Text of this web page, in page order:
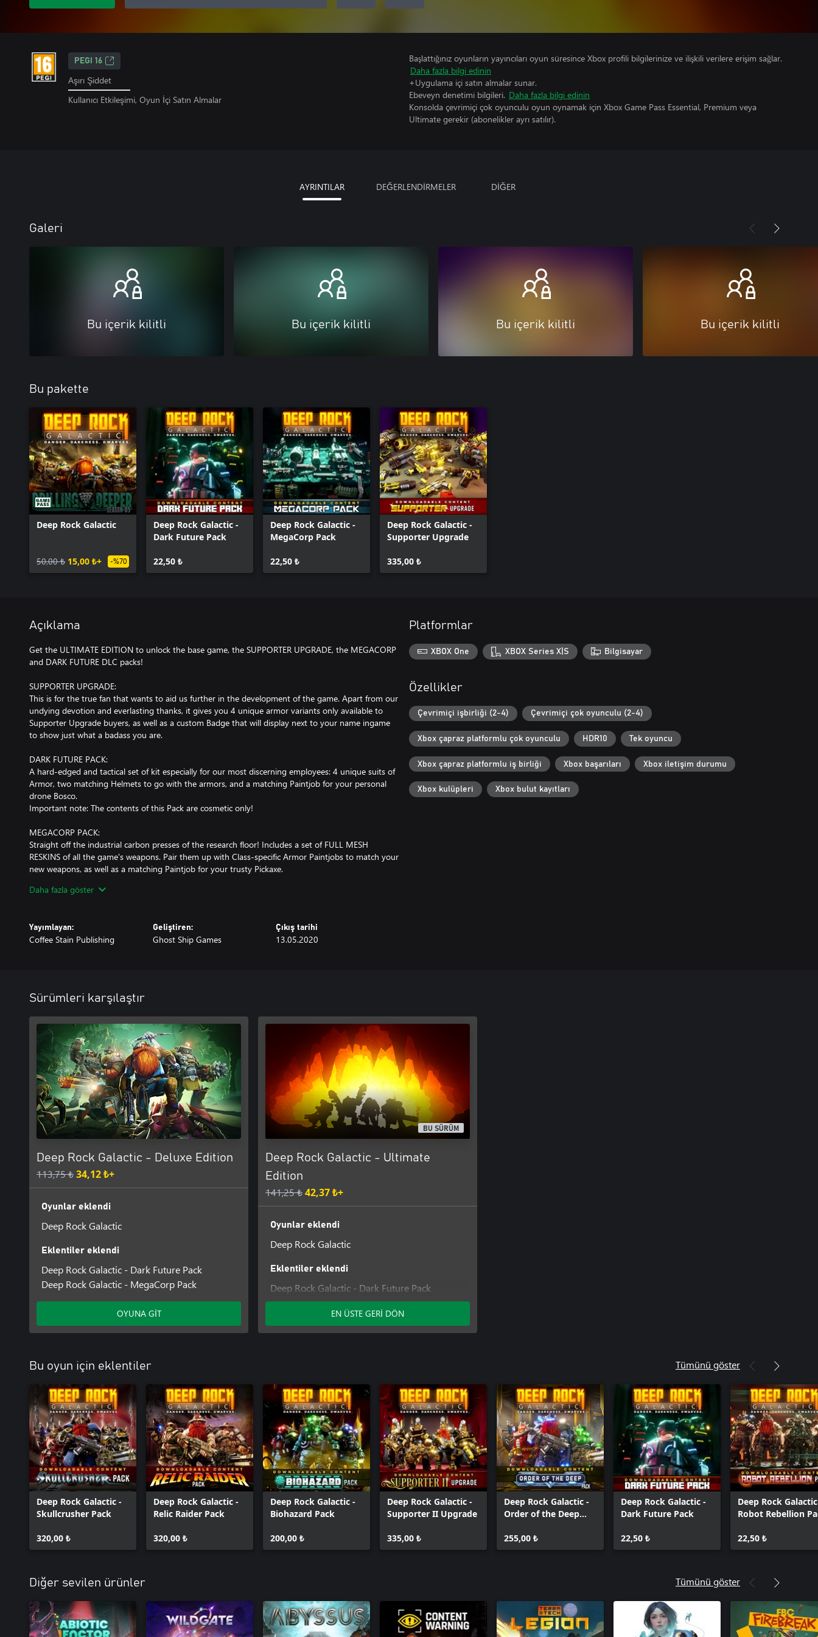
PEGI 16
Aşırı Şiddet
Kullanıcı Etkileşimi, Oyun İçi Satın Almalar
Başlattığınız oyunların yayıncıları oyun süresince Xbox profili bilgilerinize ve ilişkili verilere erişim sağlar.
Daha fazla bilgi edinin
+Uygulama içi satın almalar sunar.
Ebeveyn denetimi bilgileri. Daha fazla bilgi edinin
Konsolda çevrimiçi çok oyunculu oyun oynamak için Xbox Game Pass Essential, Premium veya
Ultimate gerekir (abonelikler ayrı satılır).
AYRINTILAR DEĞERLENDİRMELER DİĞER
Galeri
Bu içerik kilitli Bu içerik kilitli Bu içerik kilitli Bu içerik kilitli
Bu pakette
Deep Rock Galactic
50,00 ₺ 15,00 ₺+ -%70
Deep Rock Galactic -
Dark Future Pack
22,50 ₺
Deep Rock Galactic -
MegaCorp Pack
22,50 ₺
Deep Rock Galactic -
Supporter Upgrade
335,00 ₺
Açıklama
Get the ULTIMATE EDITION to unlock the base game, the SUPPORTER UPGRADE, the MEGACORP
and DARK FUTURE DLC packs!
SUPPORTER UPGRADE:
This is for the true fan that wants to aid us further in the development of the game. Apart from our
undying devotion and everlasting thanks, it gives you 4 unique armor variants only available to
Supporter Upgrade buyers, as well as a custom Badge that will display next to your name ingame
to show just what a badass you are.
DARK FUTURE PACK:
A hard-edged and tactical set of kit especially for our most discerning employees: 4 unique suits of
Armor, two matching Helmets to go with the armors, and a matching Paintjob for your personal
drone Bosco.
Important note: The contents of this Pack are cosmetic only!
MEGACORP PACK:
Straight off the industrial carbon presses of the research floor! Includes a set of FULL MESH
RESKINS of all the game's weapons. Pair them up with Class-specific Armor Paintjobs to match your
new weapons, as well as a matching Paintjob for your trusty Pickaxe.
Daha fazla göster
Yayımlayan:
Coffee Stain Publishing
Geliştiren:
Ghost Ship Games
Çıkış tarihi
13.05.2020
Platformlar
XBOX One XBOX Series X|S Bilgisayar
Özellikler
Çevrimiçi işbirliği (2-4) Çevrimiçi çok oyunculu (2-4)
Xbox çapraz platformlu çok oyunculu HDR10 Tek oyuncu
Xbox çapraz platformlu iş birliği Xbox başarıları Xbox iletişim durumu
Xbox kulüpleri Xbox bulut kayıtları
Sürümleri karşılaştır
Deep Rock Galactic - Deluxe Edition
113,75 ₺34,12 ₺+
Oyunlar eklendi
Deep Rock Galactic
Eklentiler eklendi
Deep Rock Galactic - Dark Future Pack
Deep Rock Galactic - MegaCorp Pack
OYUNA GİT
BU SÜRÜM
Deep Rock Galactic - Ultimate
Edition
141,25 ₺42,37 ₺+
Oyunlar eklendi
Deep Rock Galactic
Eklentiler eklendi
Deep Rock Galactic - Dark Future Pack
Deep Rock Galactic - MegaCorp Pack
Deep Rock Galactic - Supporter Upgrade
EN ÜSTE GERİ DÖN
Bu oyun için eklentiler Tümünü göster
Deep Rock Galactic -
Skullcrusher Pack
320,00 ₺
Deep Rock Galactic -
Relic Raider Pack
320,00 ₺
Deep Rock Galactic -
Biohazard Pack
200,00 ₺
Deep Rock Galactic -
Supporter II Upgrade
335,00 ₺
Deep Rock Galactic -
Order of the Deep
255,00 ₺
Deep Rock Galactic -
Dark Future Pack
22,50 ₺
Deep Rock
Robot Rebellion
22,50 ₺
Diğer sevilen ürünler Tümünü göster